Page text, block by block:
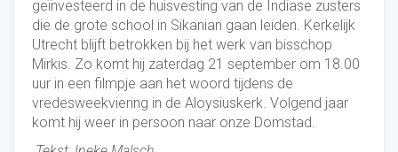
geïnvesteerd in de huisvesting van de Indiase zusters
die de grote school in Sikanian gaan leiden. Kerkelijk
Utrecht blijft betrokken bij het werk van bisschop
Mirkis. Zo komt hij zaterdag 21 september om 18.00
uur in een filmpje aan het woord tijdens de
vredesweekviering in de Aloysiuskerk. Volgend jaar
komt hij weer in persoon naar onze Domstad.